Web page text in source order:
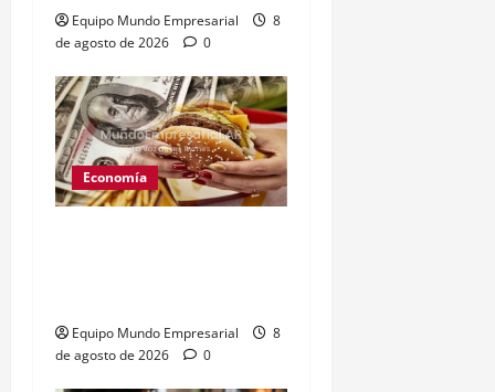
Equipo Mundo Empresarial
8
de agosto de 2026
0
Economía
Equipo Mundo Empresarial
8
de agosto de 2026
0